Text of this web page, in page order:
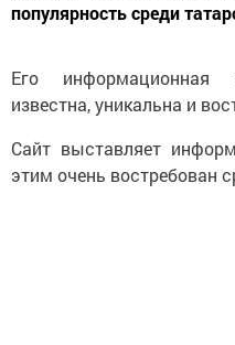
популярность среди
Его
известна, уникальна и
Сайт выставляет
этим очень востребован